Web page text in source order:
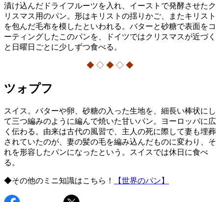
漬け込んだドライフルーツを入れ、イーストで発酵させたク
リスマス用のパン。形はキリストの揺りかご、またキリスト
を包んだ毛布を模したといわれる。バターと砂糖で表面をコ
ーティングしたこのパンを、ドイツではクリスマスが近づく
と日曜日ごとに少しずつ食べる。
◆ ◇ ◆ ◇ ◆
ツォプフ
スイス。バターや卵、砂糖の入った生地を、細長い棒状にし
て三つ編みのように編んで焼いた甘いパン。ヨーロッパに広
く伝わる。由来は古代の風習で、主人の死に際して妻も埋葬
されていたのが、妻の髪の毛を編み込んだものに変わり、そ
れを形容したパンになったという。スイスでは休日に食べ
る。
◆その他のミニ知識はこちら！ 【世界のパン】